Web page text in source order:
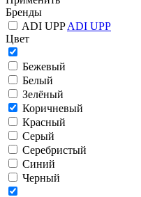
Бренды
ADI UPPADI UPP
Цвет
Бежевый
Белый
Зелёный
Коричневый
Красный
Серый
Серебристый
Синий
Черный